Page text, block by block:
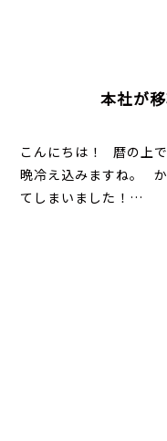
本社が
こんにちは！ 暦の上
晩冷え込みますね。
てしまいました！…